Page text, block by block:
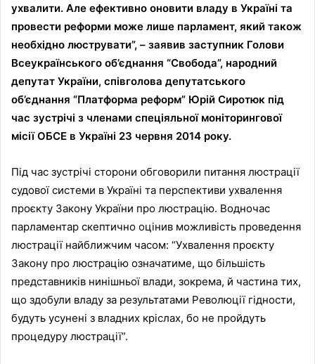
ухвалити. Але ефективно оновити владу в Україні та
провести реформи може лише парламент, який також
необхідно люструвати”, – заявив заступник Голови
Всеукраїнського об’єднання “Свобода”, народний
депутат України, співголова депутатського
об’єднання “Платформа реформ” Юрій Сиротюк під
час зустрічі з членами спеціяльної моніторингової
місії ОБСЕ в Україні 23 червня 2014 року.
Під час зустрічі сторони обговорили питання люстрації
судової системи в Україні та перспективи ухвалення
проєкту Закону України про люстрацію. Водночас
парламентар скептично оцінив можливість проведення
люстрації найближчим часом: “Ухвалення проєкту
Закону про люстрацію означатиме, що більшість
представників нинішньої влади, зокрема, й частина тих,
що здобули владу за результатами Революції гідности,
будуть усунені з владних кріслах, бо не пройдуть
процедуру люстрації”.